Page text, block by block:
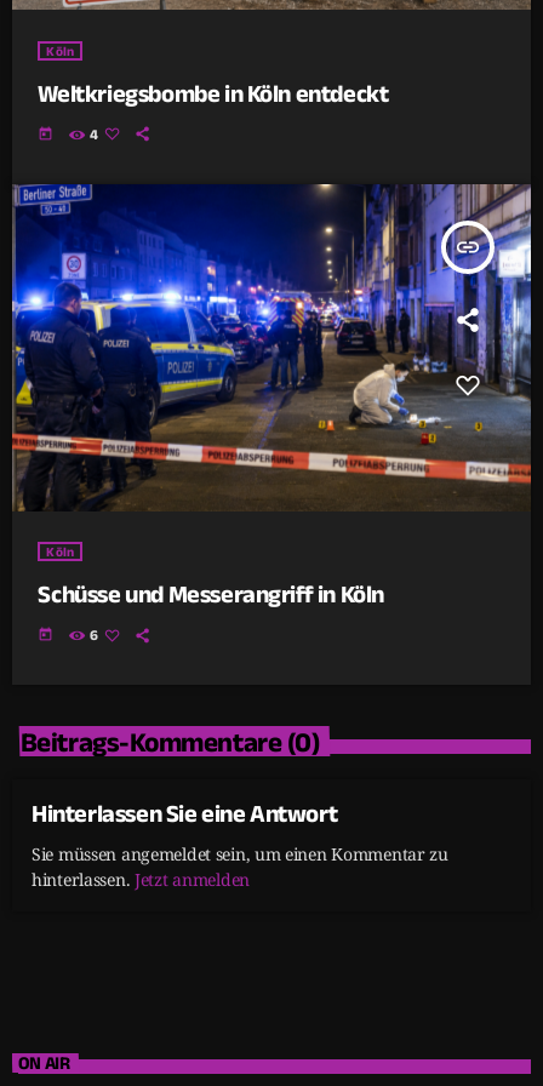
Köln
Weltkriegsbombe in Köln entdeckt
today 4
insert_link
Köln
Schüsse und Messerangriff in Köln
today 6
Beitrags-Kommentare (0)
Hinterlassen Sie eine Antwort
Sie müssen angemeldet sein, um einen Kommentar zu
hinterlassen. Jetzt anmelden
ON AIR